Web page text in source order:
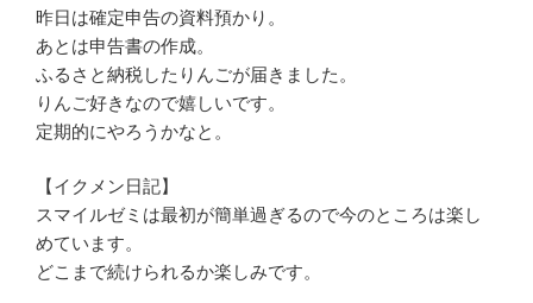
昨日は確定申告の資料預かり。
あとは申告書の作成。
ふるさと納税したりんごが届きました。
りんご好きなので嬉しいです。
定期的にやろうかなと。
【イクメン日記】
スマイルゼミは最初が簡単過ぎるので今のところは楽し
めています。
どこまで続けられるか楽しみです。